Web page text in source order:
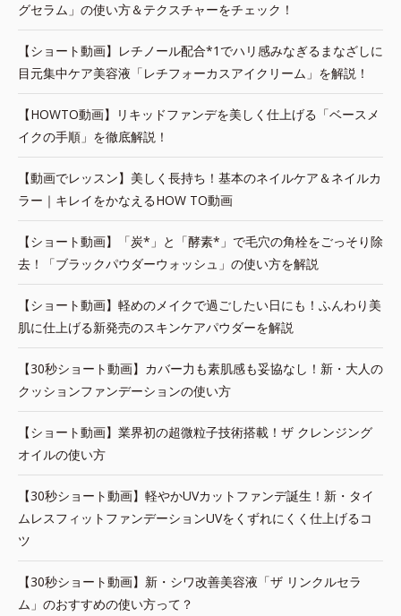
グセラム」の使い方＆テクスチャーをチェック！
【ショート動画】レチノール配合*1でハリ感みなぎるまなざしに
目元集中ケア美容液「レチフォーカスアイクリーム」を解説！
【HOWTO動画】リキッドファンデを美しく仕上げる「ベースメ
イクの手順」を徹底解説！
【動画でレッスン】美しく長持ち！基本のネイルケア＆ネイルカ
ラー｜キレイをかなえるHOW TO動画
【ショート動画】「炭*」と「酵素*」で毛穴の角栓をごっそり除
去！「ブラックパウダーウォッシュ」の使い方を解説
【ショート動画】軽めのメイクで過ごしたい日にも！ふんわり美
肌に仕上げる新発売のスキンケアパウダーを解説
【30秒ショート動画】カバー力も素肌感も妥協なし！新・大人の
クッションファンデーションの使い方
【ショート動画】業界初の超微粒子技術搭載！ザ クレンジング
オイルの使い方
【30秒ショート動画】軽やかUVカットファンデ誕生！新・タイ
ムレスフィットファンデーションUVをくずれにくく仕上げるコ
ツ
【30秒ショート動画】新・シワ改善美容液「ザ リンクルセラ
ム」のおすすめの使い方って？